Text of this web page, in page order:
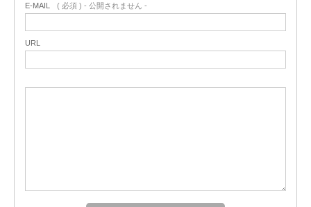
E-MAIL ( 必須 ) - 公開されません -
URL